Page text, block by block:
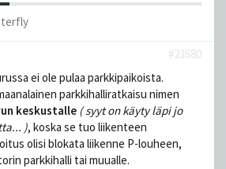
#23580
ei ole pulaa parkkipaikoista.
parkkihalliratkaisu nimen
keskustalle ( syyt on käyty läpi jo
), koska se tuo liikenteen
olisi blokata liikenne P-louheen,
parkkihalli tai muualle.